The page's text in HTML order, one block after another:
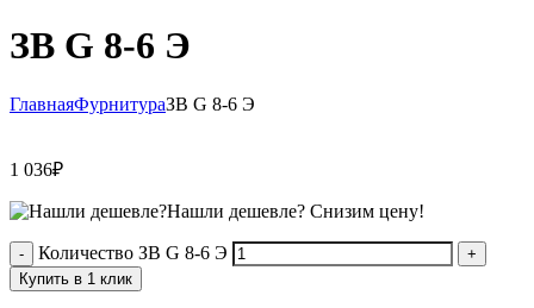
ЗВ G 8-6 Э
ГлавнаяФурнитураЗВ G 8-6 Э
1 036₽
Нашли дешевле? Снизим цену!
Количество ЗВ G 8-6 Э
Купить в 1 клик